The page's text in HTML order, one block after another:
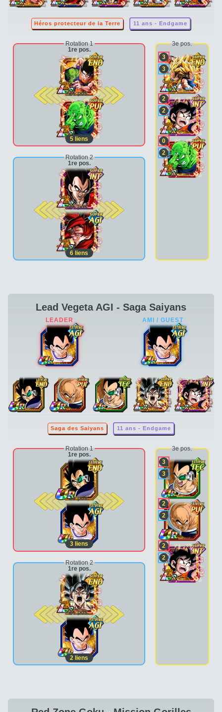
Héros protecteur de la Terre 11 ans - Endgame
Rotation 1
1re pos.
2e pos.
5 liens
Rotation 2
1re pos.
2e pos.
6 liens
3e pos.
3
3
2
2
0
2
Lead Vegeta AGI - Saga Saiyans
Saga des Saiyans 11 ans - Endgame
Rotation 1
1re pos.
2e pos.
3 liens
Rotation 2
1re pos.
2e pos.
2 liens
3e pos.
3
3
2
2
2
2